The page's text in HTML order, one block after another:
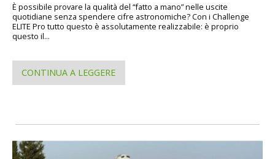
È possibile provare la qualità del “fatto a mano” nelle uscite
quotidiane senza spendere cifre astronomiche? Con i Challenge
ELITE Pro tutto questo è assolutamente realizzabile: è proprio
questo il...
CONTINUA A LEGGERE